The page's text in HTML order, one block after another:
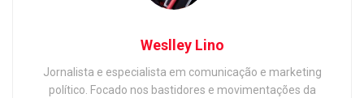
Weslley Lino
Jornalista e especialista em comunicação e marketing
político. Focado nos bastidores e movimentações da